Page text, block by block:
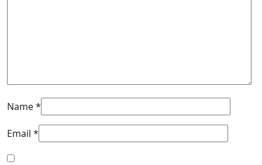
Name*
Email *